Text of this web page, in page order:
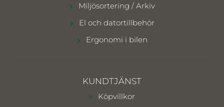
Miljösortering / Arkiv
El och datortillbehör
Ergonomi i bilen
KUNDTJÄNST
Köpvillkor